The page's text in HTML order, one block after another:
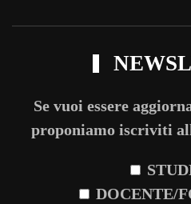
Se vuoi essere
proponiamo iscriviti
DOCENTE/